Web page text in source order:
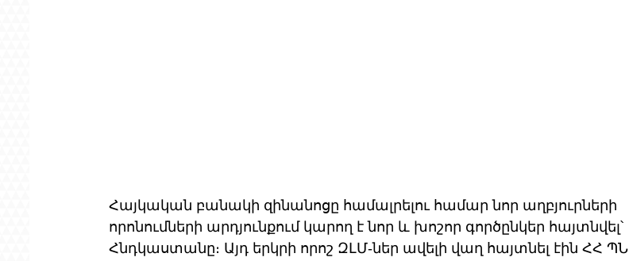
Հայկական բանակի զինանոցը համալրելու համար նոր աղբյուրների
որոնումների արդյունքում կարող է նոր և խոշոր գործընկեր հայտնվել՝
Հնդկաստանը։ Այդ երկրի որոշ ԶԼՄ-ներ ավելի վաղ հայտնել էին ՀՀ ՊՆ